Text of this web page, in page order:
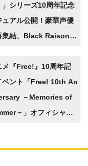
」シリーズ10周年記念
ュアル公開！豪華声優
集結、Black Raison
シャルイベントも開催
メ『Free!』10周年記
ベント「Free! 10th An
－Memories of
－」オフィシャル